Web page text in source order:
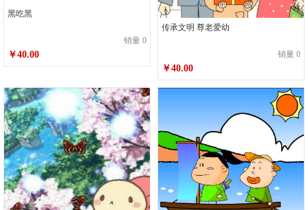
黑吃黑
销量 0
￥40.00
传承文明 尊老爱幼
销量 0
￥40.00